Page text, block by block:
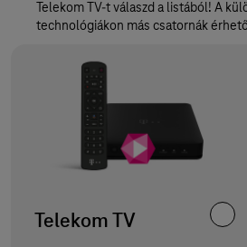
Telekom TV-t válaszd a listából! A
technológiákon más csatornák
Telekom TV